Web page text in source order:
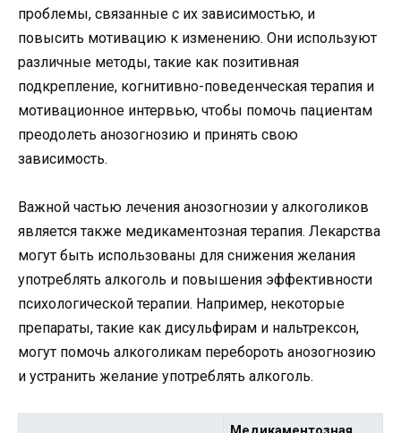
проблемы, связанные с их зависимостью, и
повысить мотивацию к изменению. Они используют
различные методы, такие как позитивная
подкрепление, когнитивно-поведенческая терапия и
мотивационное интервью, чтобы помочь пациентам
преодолеть анозогнозию и принять свою
зависимость.
Важной частью лечения анозогнозии у алкоголиков
является также медикаментозная терапия. Лекарства
могут быть использованы для снижения желания
употреблять алкоголь и повышения эффективности
психологической терапии. Например, некоторые
препараты, такие как дисульфирам и нальтрексон,
могут помочь алкоголикам перебороть анозогнозию
и устранить желание употреблять алкоголь.